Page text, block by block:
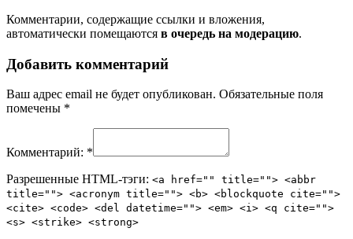
Комментарии, содержащие ссылки и вложения,
автоматически помещаются в очередь на модерацию.
Добавить комментарий
Ваш адрес email не будет опубликован. Обязательные поля
помечены *
Комментарий: *
Разрешенные HTML-тэги: <a href="" title=""> <abbr
title=""> <acronym title=""> <b> <blockquote cite="">
<cite> <code> <del datetime=""> <em> <i> <q cite="">
<s> <strike> <strong>